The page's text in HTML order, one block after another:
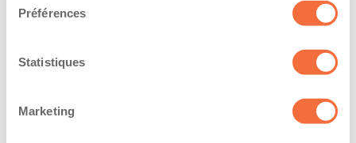
Préférences
Statistiques
Marketing